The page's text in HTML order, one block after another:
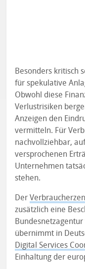
Besonders kritisch
für spekulative
Obwohl diese
Verlustrisiken
Anzeigen den
vermitteln. Für
nachvollziehbar,
versprochenen
Unternehmen
stehen.
Der
zusätzlich eine
übernimmt in
Digital Services
Einhaltung der